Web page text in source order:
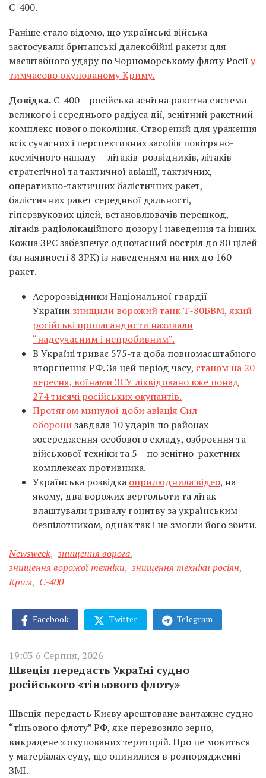
С-400.
Раніше стало відомо, що українські війська
застосували британські далекобійні ракети для
масштабного удару по Чорноморському флоту Росії у
тимчасово окупованому Криму.
Довідка. С-400 – російська зенітна ракетна система
великого і середнього радіуса дії, зенітний ракетний
комплекс нового покоління. Створений для ураження
всіх сучасних і перспективних засобів повітряно-
космічного нападу — літаків-розвідників, літаків
стратегічної та тактичної авіації, тактичних,
оперативно-тактичних балістичних ракет,
балістичних ракет середньої дальності,
гіперзвукових цілей, встановлювачів перешкод,
літаків радіолокаційного дозору і наведення та інших.
Кожна ЗРС забезпечує одночасний обстріл до 80 цілей
(за наявності 8 ЗРК) із наведенням на них до 160
ракет.
Аеророзвідники Національної гвардії
Українизнищили ворожий танк Т-80БВМ, який
російські пропагандисти називали
“надсучасним і непробивним”.
В Україні триває 575-та доба повномасштабного
вторгнення РФ. За цей період часу, станом на 20
вересня, воїнами ЗСУ ліквідовано вже понад
274 тисячі російських окупантів.
​​Протягом минулої доби авіація Сил
оборонизавдала 10 ударів по районах
зосередження особового складу, озброєння та
військової техніки та 5 – по зенітно-ракетних
комплексах противника.
Українська розвідка оприлюднила відео, на
якому, два ворожих вертольоти та літак
влаштували тривалу гонитву за українським
безпілотником, однак так і не змогли його збити.
Newsweek, знищення ворога,
знищення ворожої техніки, знищення техніки росіян,
Крим, С-400
Facebook Twitter Telegram
19:03 6 Серпня, 2026
Швеція передасть Україні судно
російського «тіньового флоту»
Швеція передасть Києву арештоване вантажне судно
“тіньового флоту” РФ, яке перевозило зерно,
викрадене з окупованих територій. Про це мовиться
у матеріалах суду, що опинилися в розпорядженні
ЗМІ.